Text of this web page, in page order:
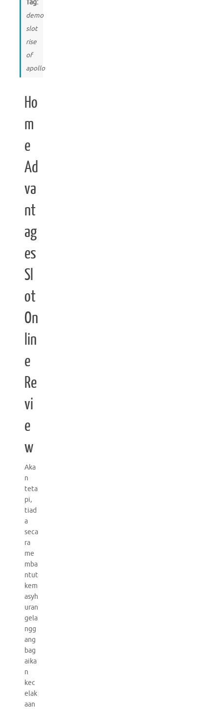
Tag:
demo
slot
rise
of
apollo
Ho
m
e
Ad
va
nt
ag
es
Sl
ot
On
lin
e
Re
vi
e
w
Aka
n
teta
pi,
tiad
a
seca
ra
me
mba
ntut
kem
asyh
uran
gela
ngg
ang
bag
aika
n
kec
elak
aan